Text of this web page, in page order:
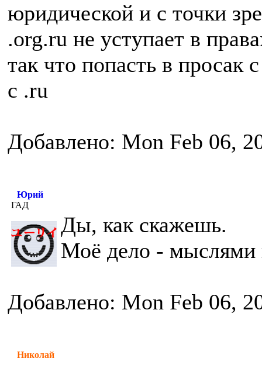
юридической и с точки
.org.ru не уступает в
так что попасть в
с .ru
Добавлено: Mon Feb 06,
Юрий
ГАД
Ды, как скажешь.
Моё дело - мыслями
Добавлено: Mon Feb 06,
Николай